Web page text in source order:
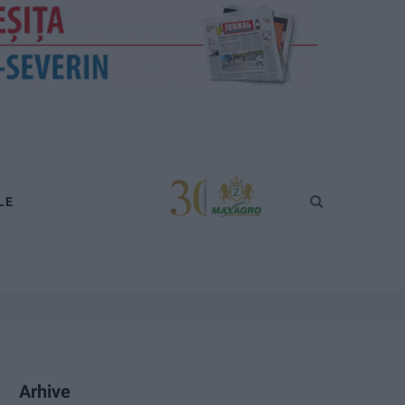
Arhive